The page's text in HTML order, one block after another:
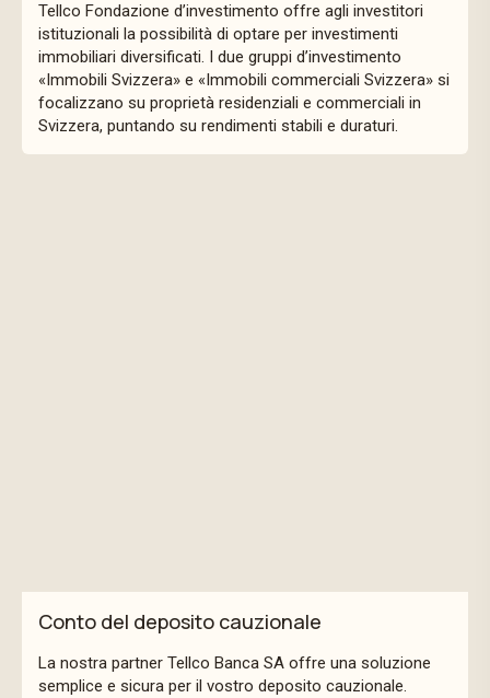
Tellco Fondazione d’investimento offre agli investitori
istituzionali la possibilità di optare per investimenti
immobiliari diversificati. I due gruppi d’investimento
«Immobili Svizzera» e «Immobili commerciali Svizzera» si
focalizzano su proprietà residenziali e commerciali in
Svizzera, puntando su rendimenti stabili e duraturi.
Conto del deposito cauzionale
La nostra partner Tellco Banca SA offre una soluzione
semplice e sicura per il vostro deposito cauzionale.